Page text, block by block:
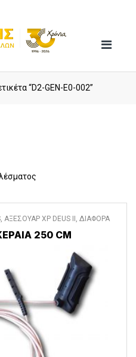
“D2-GEN-E0-002”
, ΑΞΕΣΟΥΑΡ XP DEUS II , ΔΙΑΦΟΡΑ
250 CM